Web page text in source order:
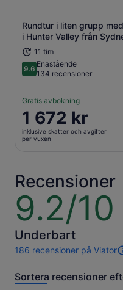
Rundtur i liten grupp
i Hunter Valley från
11 tim
9.69.6 av 10
Enastående
134 recensioner
Gratis avbokning
Priset
är
1 672 kr
1 672 kr
inklusive skatter och avgifter
per vuxen
Recensioner
9.2/10
9.2
av
10
Underbart
186 recensioner på Viator
186
av
Sortera recensioner